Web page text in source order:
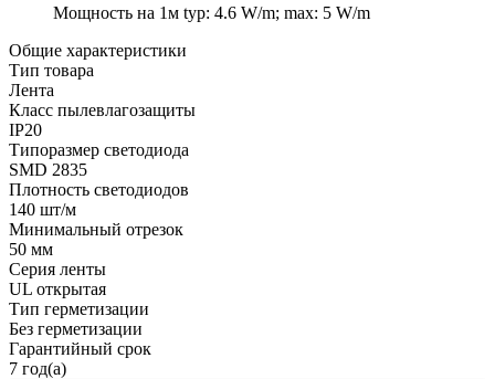
Мощность на 1м typ: 4.6 W/m; max: 5 W/m
Общие характеристики
Тип товара
Лента
Класс пылевлагозащиты
IP20
Типоразмер светодиода
SMD 2835
Плотность светодиодов
140 шт/м
Минимальный отрезок
50 мм
Серия ленты
UL открытая
Тип герметизации
Без герметизации
Гарантийный срок
7 год(а)